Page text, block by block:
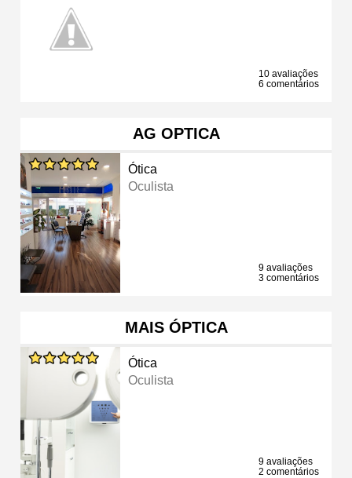
10 avaliações
6 comentários
AG OPTICA
Ótica
Oculista
9 avaliações
3 comentários
MAIS ÓPTICA
Ótica
Oculista
9 avaliações
2 comentários